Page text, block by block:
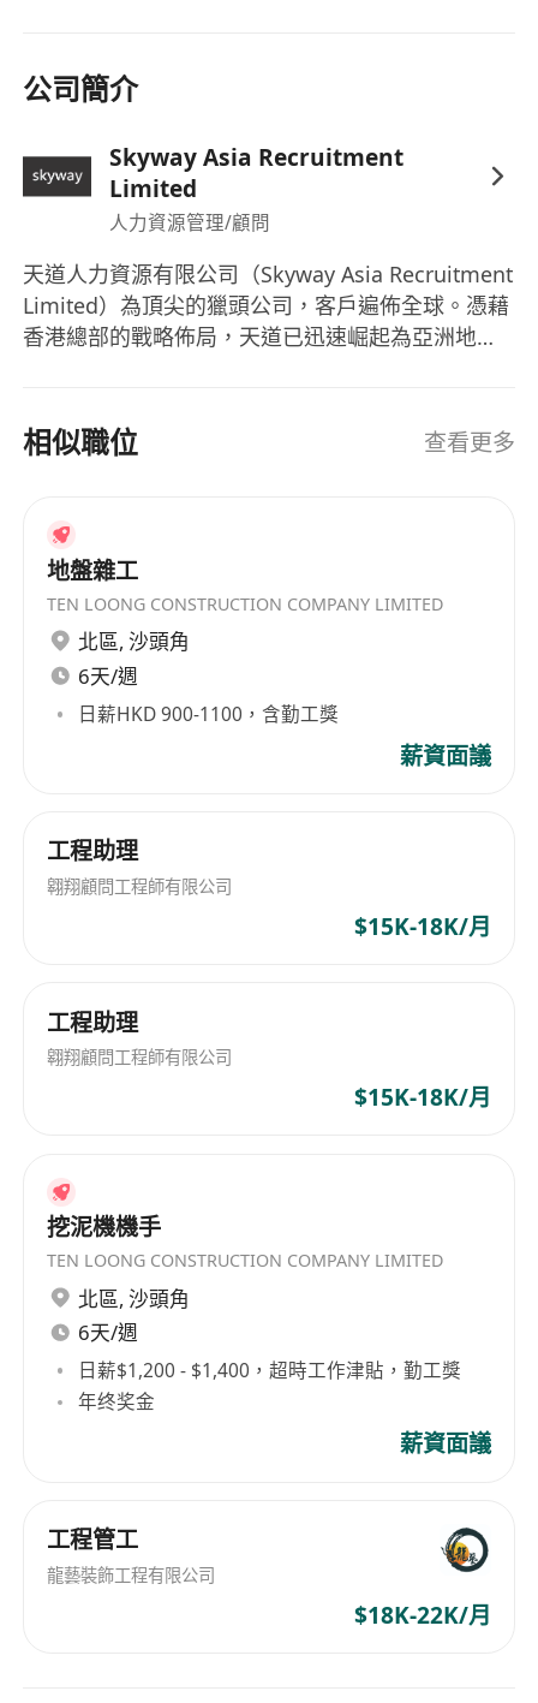
公司簡介
Skyway Asia Recruitment
Limited
人力資源管理/顧問
天道人力資源有限公司（Skyway Asia Recruitment
Limited）為頂尖的獵頭公司，客戶遍佈全球。憑藉
香港總部的戰略佈局，天道已迅速崛起為亞洲地區
相似職位 查看更多
地盤雜工
TEN LOONG CONSTRUCTION COMPANY LIMITED
北區, 沙頭角
6天/週
日薪HKD 900-1100，含勤工獎
薪資面議
工程助理
翱翔顧問工程師有限公司
$15K-18K/月
工程助理
翱翔顧問工程師有限公司
$15K-18K/月
挖泥機機手
TEN LOONG CONSTRUCTION COMPANY LIMITED
北區, 沙頭角
6天/週
日薪$1,200 - $1,400，超時工作津貼，勤工獎
年终奖金
薪資面議
工程管工
龍藝裝飾工程有限公司
$18K-22K/月